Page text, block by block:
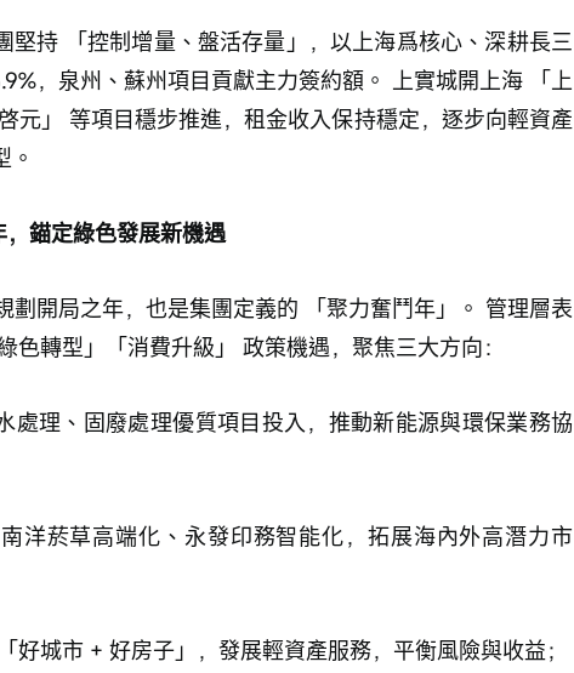
堅持 「控制增量、盤活存量」，以上海爲核心、深耕長三
，泉州、蘇州項目貢獻主力簽約額。 上實城開上海 「上
元」 等項目穩步推進，租金收入保持穩定，逐步向輕資產
。
錨定綠色發展新機遇
劃開局之年，也是集團定義的 「聚力奮鬥年」。 管理層表
色轉型」「消費升級」 政策機遇，聚焦三大方向：
處理、固廢處理優質項目投入，推動新能源與環保業務協
洋菸草高端化、永發印務智能化，拓展海內外高潛力市
好城市 + 好房子」，發展輕資產服務，平衡風險與收益；